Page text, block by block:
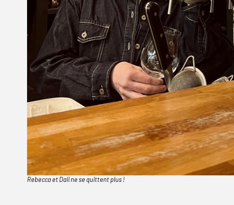
Rebecca et Dali ne se quittent plus !